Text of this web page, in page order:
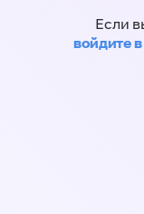
Если
войдите